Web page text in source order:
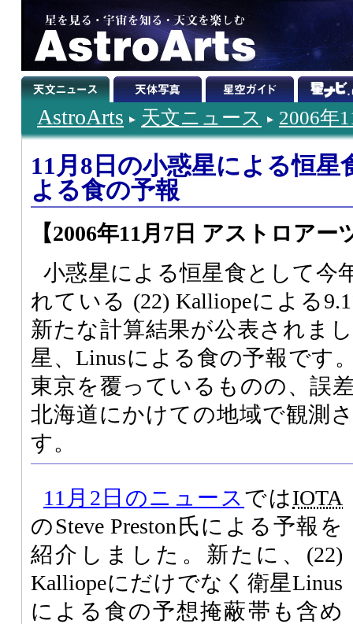
AstroArts 天文ニュース 2006年
11月8日の小惑星による恒星
よる食の予報
【2006年11月7日 アストロアー
小惑星による恒星食として今
れている (22) Kalliopeによる
新たな計算結果が公表されま
星、Linusによる食の予報です
東京を覆っているものの、誤
北海道にかけての地域で観測
す。
11月2日のニュース ではIOTA
のSteve Preston氏による予報を
紹介しました。新たに、(22)
Kalliopeにだけでなく衛星Linus
による食の予想掩蔽帯も含め